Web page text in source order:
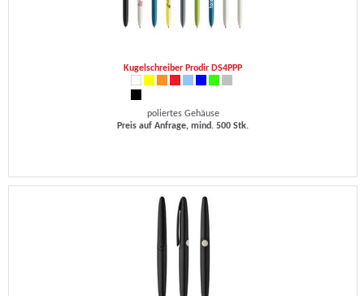
Kugelschreiber Prodir DS4PPP
poliertes Gehäuse
Preis auf Anfrage, mind. 500 Stk.